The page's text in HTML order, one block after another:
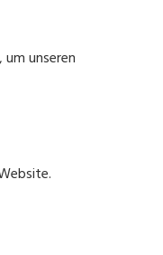
unseren